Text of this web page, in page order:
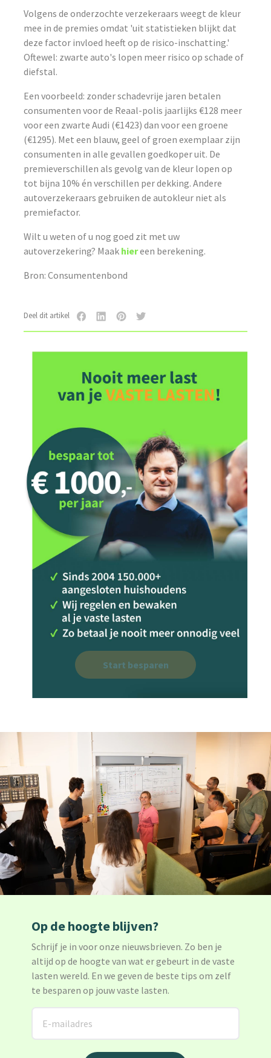
Volgens de onderzochte verzekeraars weegt de kleur
mee in de premies omdat 'uit statistieken blijkt dat
deze factor invloed heeft op de risico-inschatting.'
Oftewel: zwarte auto's lopen meer risico op schade of
diefstal.
Een voorbeeld: zonder schadevrije jaren betalen
consumenten voor de Reaal-polis jaarlijks €128 meer
voor een zwarte Audi (€1423) dan voor een groene
(€1295). Met een blauw, geel of groen exemplaar zijn
consumenten in alle gevallen goedkoper uit. De
premieverschillen als gevolg van de kleur lopen op
tot bijna 10% én verschillen per dekking. Andere
autoverzekeraars gebruiken de autokleur niet als
premiefactor.
Wilt u weten of u nog goed zit met uw
autoverzekering? Maak hiereen berekening.
Bron: Consumentenbond
Deel dit artikel
Start besparen
Op de hoogte blijven?
Schrijf je in voor onze nieuwsbrieven. Zo ben je
altijd op de hoogte van wat er gebeurt in de vaste
lasten wereld. En we geven de beste tips om zelf
te besparen op jouw vaste lasten.